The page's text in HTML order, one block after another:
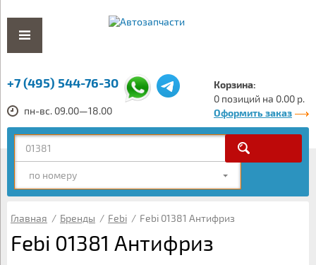
+7 (495) 544-76-30
пн-вс. 09.00—18.00
Корзина:
0 позиций на 0.00 р.
Оформить заказ
по номеру
Главная / Бренды / Febi / Febi 01381 Антифриз
Febi 01381 Антифриз